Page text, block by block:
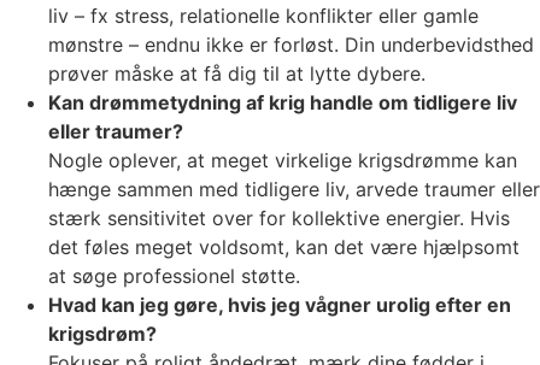
liv – fx stress, relationelle konflikter eller gamle
mønstre – endnu ikke er forløst. Din underbevidsthed
prøver måske at få dig til at lytte dybere.
Kan drømmetydning af krig handle om tidligere liv
eller traumer?
Nogle oplever, at meget virkelige krigsdrømme kan
hænge sammen med tidligere liv, arvede traumer eller
stærk sensitivitet over for kollektive energier. Hvis
det føles meget voldsomt, kan det være hjælpsomt
at søge professionel støtte.
Hvad kan jeg gøre, hvis jeg vågner urolig efter en
krigsdrøm?